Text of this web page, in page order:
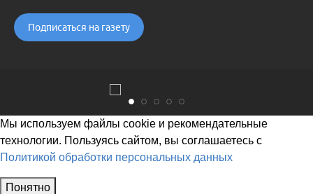
Подписаться на газету
Мы используем файлы cookie и рекомендательные
технологии. Пользуясь сайтом, вы соглашаетесь с
Политикой обработки персональных данных
Понятно